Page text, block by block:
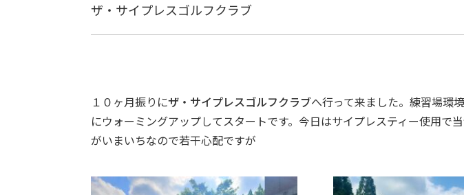
ザ・サイプレスゴルフクラブ
１０ヶ月振りにザ・サイプレスゴルフクラブへ行って来ました。練習場環
にウォーミングアップしてスタートです。今日はサイプレスティー使用で
がいまいちなので若干心配ですが